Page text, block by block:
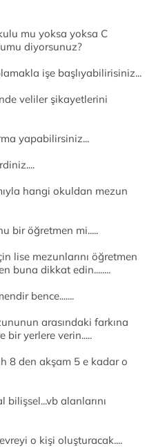
mu yoksa yoksa C
diyorsunuz?
işe başlıyabilirisiniz...
veliler şikayetlerini
yapabilirsiniz...
hangi okuldan mezun
bir öğretmen mi.....
lise mezunlarını öğretmen
buna dikkat edin........
bence.......
arasındaki farkına
bir yerlere verin.....
8 den akşam 5 e kadar o
alanlarını
o kişi oluşturacak....